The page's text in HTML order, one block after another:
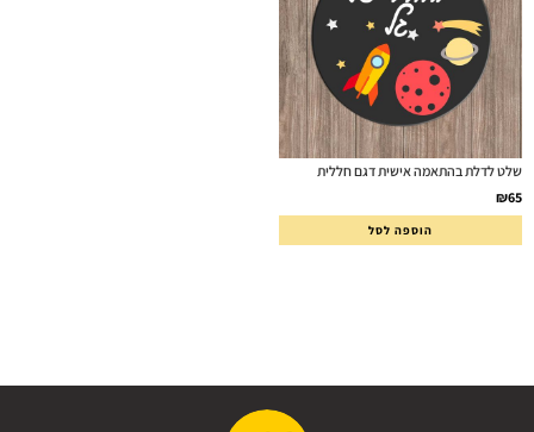
שלט לדלת בהתאמה אישית דגם חללית
₪65
הוספה לסל